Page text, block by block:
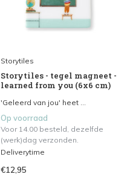
Storytiles
Storytiles - tegel magneet -
learned from you (6x6 cm)
'Geleerd van jou' heet ...
Op voorraad
Voor 14.00 besteld, dezelfde
(werk)dag verzonden.
Deliverytime
€12,95